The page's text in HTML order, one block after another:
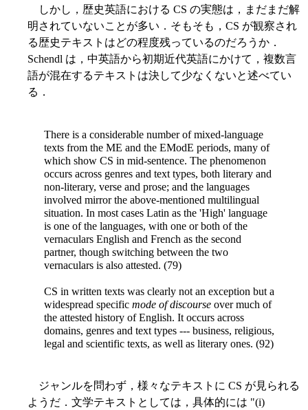
しかし，歴史英語における CS の実態は，まだまだ解
明されていないことが多い．そもそも，CS が観察され
る歴史テキストはどの程度残っているのだろうか．
Schendl は，中英語から初期近代英語にかけて，複数言
語が混在するテキストは決して少なくないと述べてい
る．
There is a considerable number of mixed-language
texts from the ME and the EModE periods, many of
which show CS in mid-sentence. The phenomenon
occurs across genres and text types, both literary and
non-literary, verse and prose; and the languages
involved mirror the above-mentioned multilingual
situation. In most cases Latin as the 'High' language
is one of the languages, with one or both of the
vernaculars English and French as the second
partner, though switching between the two
vernaculars is also attested. (79)
CS in written texts was clearly not an exception but a
widespread specific mode of discourse over much of
the attested history of English. It occurs across
domains, genres and text types --- business, religious,
legal and scientific texts, as well as literary ones. (92)
ジャンルを問わず，様々なテキストに CS が見られる
ようだ．文学テキストとしては，具体的には "(i)